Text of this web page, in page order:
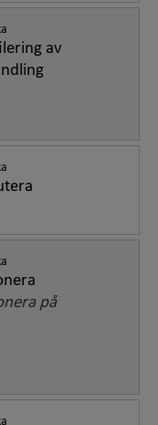
av
på